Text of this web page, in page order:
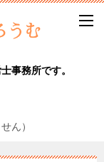
事務所です。
ん）